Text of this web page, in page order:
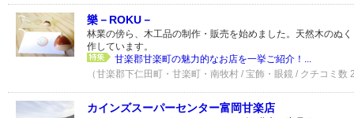
樂－ROKU－
林業の傍ら、木工品の制作・販売を始めました。天然木のぬ
作しています。
甘楽郡甘楽町の魅力的なお店を一挙ご紹介！...
（甘楽郡下仁田町・甘楽町・南牧村 / 宝飾・眼鏡 / クチコミ数
カインズスーパーセンター富岡甘楽店